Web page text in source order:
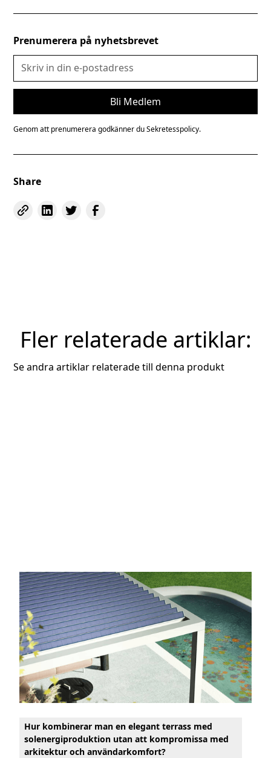
Prenumerera på nyhetsbrevet
Genom att prenumerera godkänner duSekretesspolicy.
Share
Fler relaterade artiklar:
Se andra artiklar relaterade till denna produkt
Hur kombinerar man en elegant terrass med
solenergiproduktion utan att kompromissa med
arkitektur och användarkomfort?